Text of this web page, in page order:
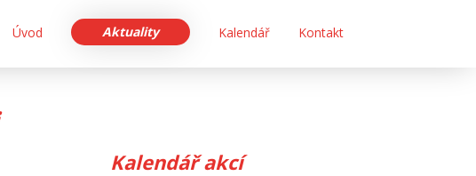
Úvod Aktuality Kalendář Kontakt
Kalendář akcí